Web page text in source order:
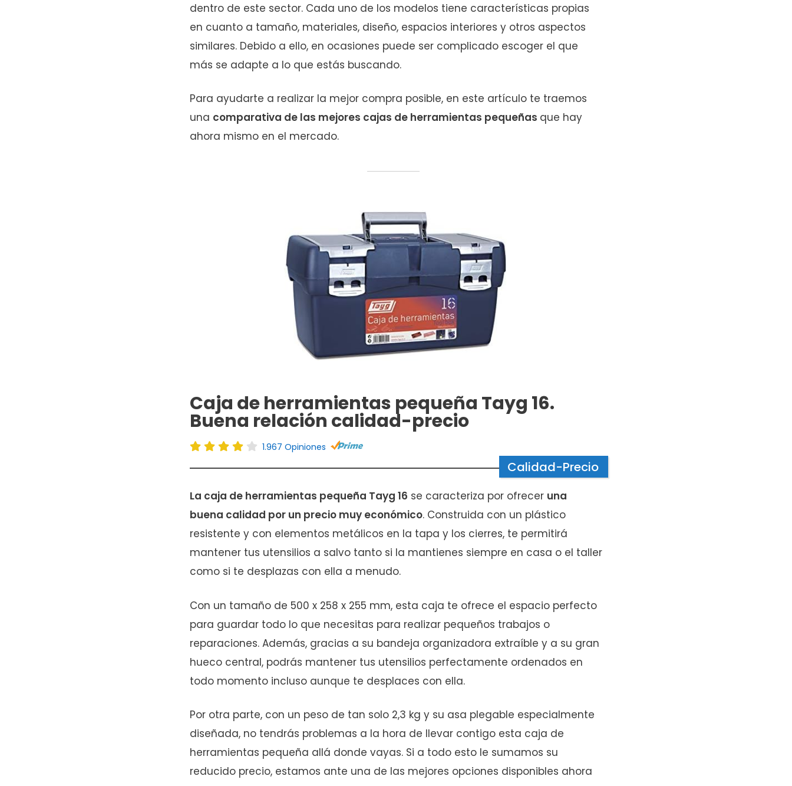
dentro de este sector. Cada uno de los modelos tiene características propias
en cuanto a tamaño, materiales, diseño, espacios interiores y otros aspectos
similares. Debido a ello, en ocasiones puede ser complicado escoger el que
más se adapte a lo que estás buscando.
Para ayudarte a realizar la mejor compra posible, en este artículo te traemos
una comparativa de las mejores cajas de herramientas pequeñas que hay
ahora mismo en el mercado.
Caja de herramientas pequeña Tayg 16.
Buena relación calidad-precio
1.967 Opiniones
Calidad-Precio
La caja de herramientas pequeña Tayg 16 se caracteriza por ofrecer una
buena calidad por un precio muy económico. Construida con un plástico
resistente y con elementos metálicos en la tapa y los cierres, te permitirá
mantener tus utensilios a salvo tanto si la mantienes siempre en casa o el taller
como si te desplazas con ella a menudo.
Con un tamaño de 500 x 258 x 255 mm, esta caja te ofrece el espacio perfecto
para guardar todo lo que necesitas para realizar pequeños trabajos o
reparaciones. Además, gracias a su bandeja organizadora extraíble y a su gran
hueco central, podrás mantener tus utensilios perfectamente ordenados en
todo momento incluso aunque te desplaces con ella.
Por otra parte, con un peso de tan solo 2,3 kg y su asa plegable especialmente
diseñada, no tendrás problemas a la hora de llevar contigo esta caja de
herramientas pequeña allá donde vayas. Si a todo esto le sumamos su
reducido precio, estamos ante una de las mejores opciones disponibles ahora